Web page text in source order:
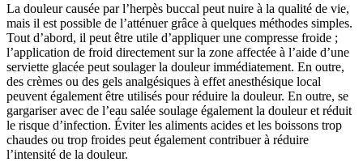
La douleur causée par l’herpès buccal peut nuire à la qualité de vie,
mais il est possible de l’atténuer grâce à quelques méthodes simples.
Tout d’abord, il peut être utile d’appliquer une compresse froide ;
l’application de froid directement sur la zone affectée à l’aide d’une
serviette glacée peut soulager la douleur immédiatement. En outre,
des crèmes ou des gels analgésiques à effet anesthésique local
peuvent également être utilisés pour réduire la douleur. En outre, se
gargariser avec de l’eau salée soulage également la douleur et réduit
le risque d’infection. Éviter les aliments acides et les boissons trop
chaudes ou trop froides peut également contribuer à réduire
l’intensité de la douleur.